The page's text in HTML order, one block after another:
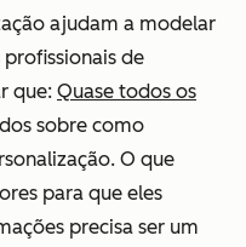
ajudam a modelar
de
que: Quase todos os
sobre como
O que
para que eles
precisa ser um